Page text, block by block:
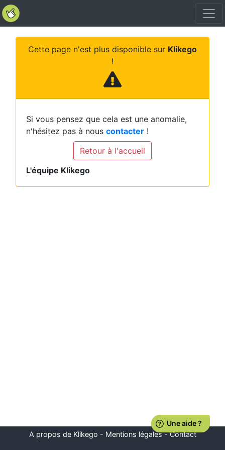
Cette page n'est plus disponible sur Klikego
!
Si vous pensez que cela est une anomalie,
n'hésitez pas à nous contacter !
Retour à l'accueil
L'équipe Klikego
A propos de Klikego - Mentions légales-Contact